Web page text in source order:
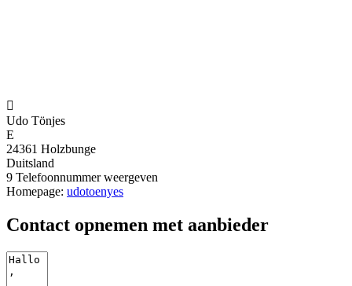

Udo Tönjes
E
24361 Holzbunge
Duitsland
9 Telefoonnummer weergeven
Homepage: udotoenyes
Contact opnemen met aanbieder